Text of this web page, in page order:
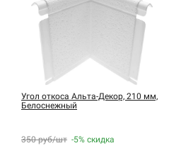
Угол откоса Альта-Декор, 210 мм,
Белоснежный
350 руб/шт -5% скидка